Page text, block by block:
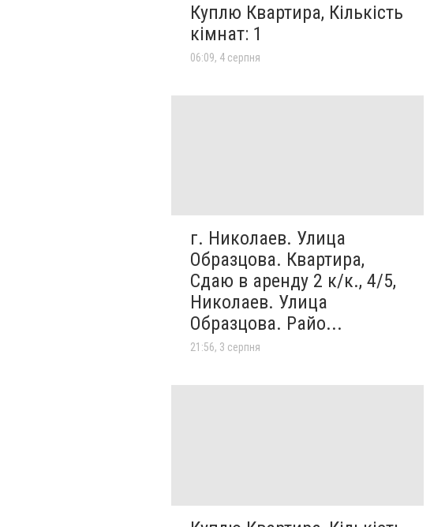
Куплю Квартира, Кількість
кімнат: 1
06:09, 4 серпня
г. Николаев. Улица
Образцова. Квартира,
Сдаю в аренду 2 к/к., 4/5,
Николаев. Улица
Образцова. Райо...
21:56, 3 серпня